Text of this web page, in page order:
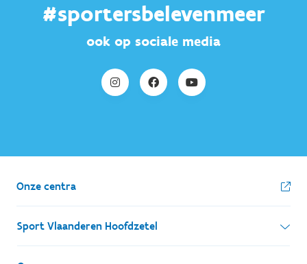
#sportersbelevenmeer
ook op sociale media
Onze centra
Sport Vlaanderen Hoofdzetel
Simon Bolivarlaan 17